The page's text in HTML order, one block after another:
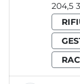
204,5